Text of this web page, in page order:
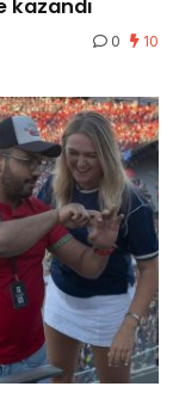
kazandı
0 10